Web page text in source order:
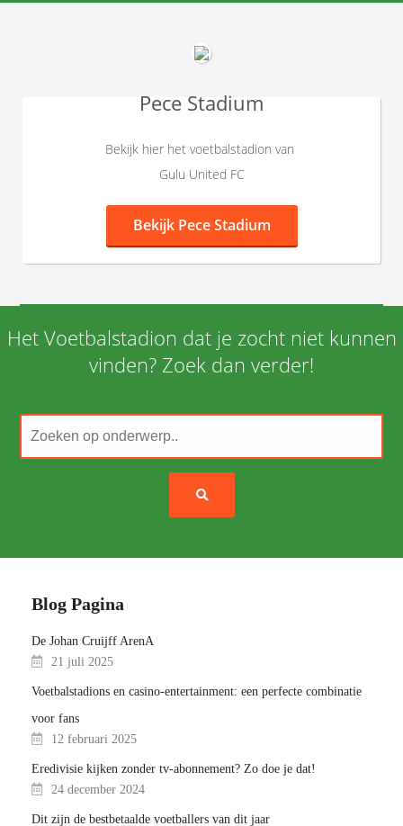
Pece Stadium
Bekijk hier het voetbalstadion van
Gulu United FC
Bekijk Pece Stadium
Het Voetbalstadion dat je zocht niet kunnen
vinden? Zoek dan verder!
Blog Pagina
De Johan Cruijff ArenA
21 juli 2025
Voetbalstadions en casino-entertainment: een perfecte combinatie
voor fans
12 februari 2025
Eredivisie kijken zonder tv-abonnement? Zo doe je dat!
24 december 2024
Dit zijn de bestbetaalde voetballers van dit jaar